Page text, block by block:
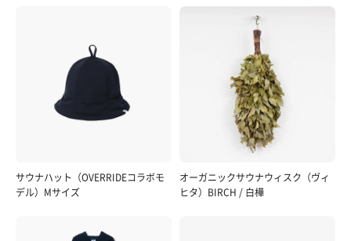
サウナハット（OVERRIDEコラボモ
デル）Mサイズ
オーガニックサウナウィスク（ヴィ
ヒタ）BIRCH / 白樺